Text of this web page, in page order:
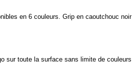
en 6 couleurs. Grip en caoutchouc noir
sur toute la surface sans limite de couleurs